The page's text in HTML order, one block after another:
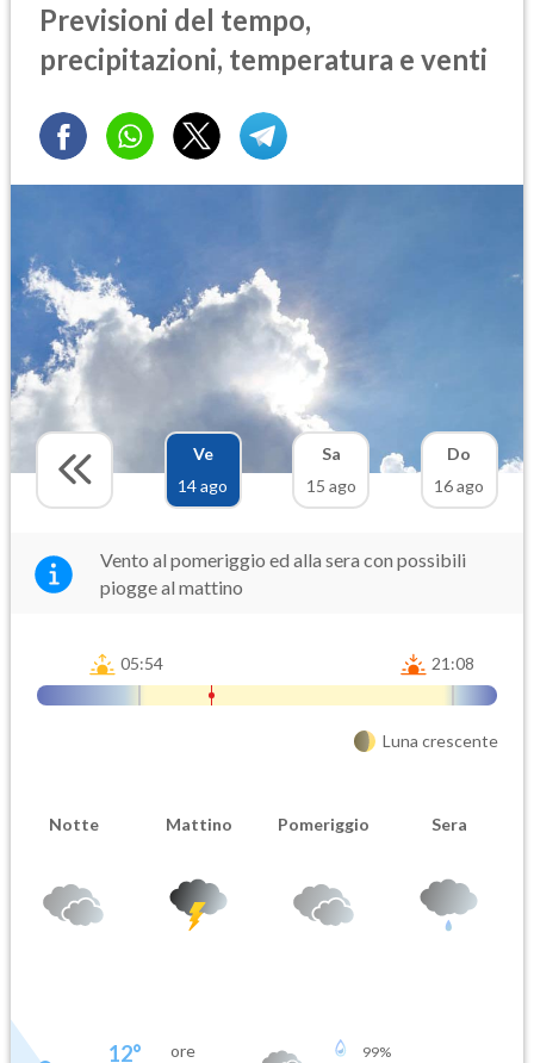
Previsioni del tempo,
precipitazioni, temperatura e venti
Ve
14 ago
Sa
15 ago
Do
16 ago
Vento al pomeriggio ed alla sera con possibili
piogge al mattino
05:54 21:08
Luna crescente
Notte Mattino Pomeriggio Sera
12° ore 99%